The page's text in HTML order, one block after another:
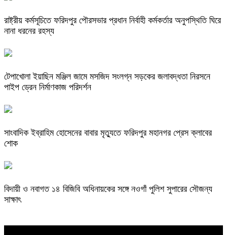
রাষ্ট্রীয় কর্মসূচিতে ফরিদপুর পৌরসভার প্রধান নির্বাহী কর্মকর্তার অনুপস্থিতি ঘিরে
নানা ধরনের রহস্য
টেপাখোলা ইয়াছিন মঞ্জিল জামে মসজিদ সংলগ্ন সড়কের জলাবদ্ধতা নিরসনে
পাইপ ড্রেন নির্মাণকাজ পরিদর্শন
সাংবাদিক ইব্রাহিম হোসেনের বাবার মৃত্যুতে ফরিদপুর মহানগর প্রেস ক্লাবের
শোক
বিদায়ী ও নবাগত ১৪ বিজিবি অধিনায়কের সঙ্গে নওগাঁ পুলিশ সুপারের সৌজন্য
সাক্ষাৎ